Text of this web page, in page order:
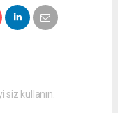
siz kullanın.